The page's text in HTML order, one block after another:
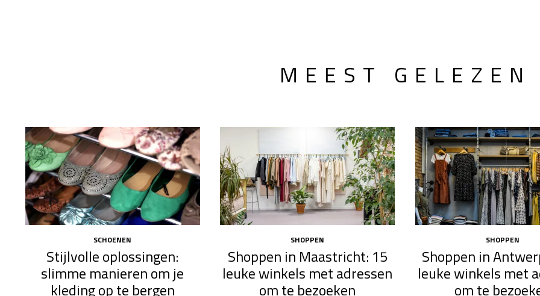
MEEST GELEZEN
SCHOENEN
Stijlvolle oplossingen:
slimme manieren om je
kleding op te bergen
SHOPPEN
Shoppen in Maastricht: 15
leuke winkels met adressen
om te bezoeken
SHOPPEN
Shoppen in
leuke winkels met
om te